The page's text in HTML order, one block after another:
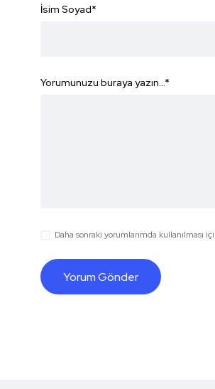
İsim Soyad*
Yorumunuzu buraya yazın...*
Daha sonraki yorumlarımda kullanılması